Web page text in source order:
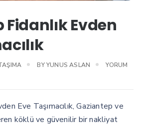
Evden
BYYUNUS ASLAN
YORUM
Eve Taşımacılık, Gaziantep ve
köklü ve güvenilir bir nakliyat